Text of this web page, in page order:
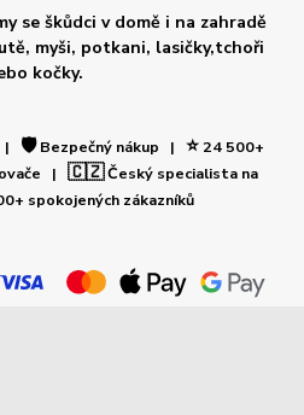
se škůdci v domě i na zahradě
myši, potkani, lasičky,tchoři
kočky.
| 🛡️Bezpečný nákup | ⭐24 500+
| 🇨🇿Český specialista na
spokojených zákazníků